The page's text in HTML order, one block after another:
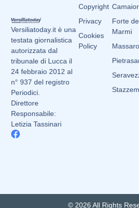
Versiliatoday.it è una
testata giornalistica
autorizzata dal
tribunale di Lucca il
24 febbraio 2012 al
n° 937 del registro
Periodici.
Direttore
Responsabile:
Letizia Tassinari
Forte
Marmi
Copyright
Privacy
Cookies
Policy
© 2026 All Rights